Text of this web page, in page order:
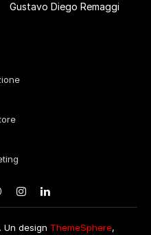
Gustavo Diego Remaggi
Instagram
LinkedIn
Un design ThemeSphere,